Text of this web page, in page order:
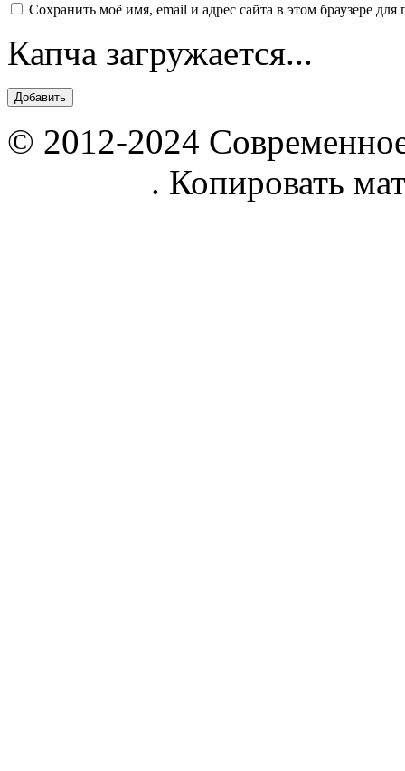
Сохранить моё имя, email и адрес сайта в этом браузере
Капча загружается...
© 2012-2024
. Копировать